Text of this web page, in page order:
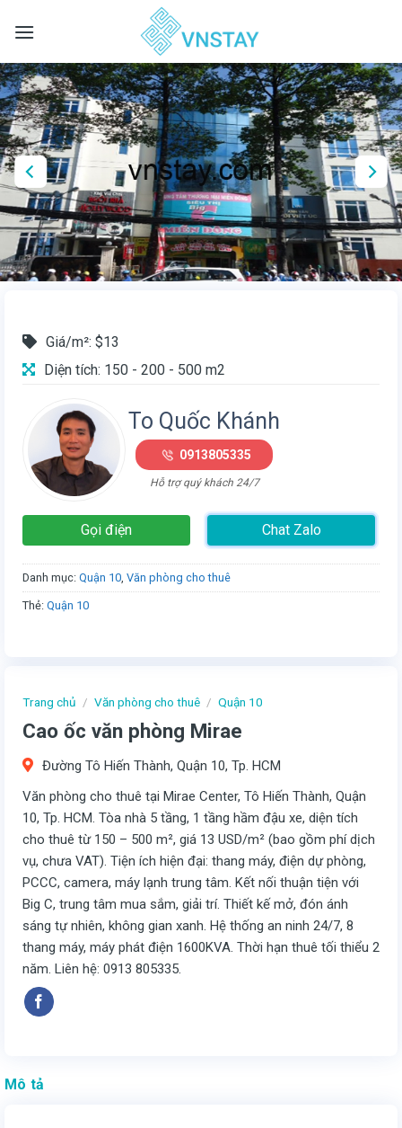
Trang chủ / Văn phòng cho thuê / Quận 10
Cao ốc văn phòng Mirae
Đường Tô Hiến Thành, Quận 10, Tp. HCM
Văn phòng cho thuê tại Mirae Center, Tô Hiến Thành, Quận
10, Tp. HCM. Tòa nhà 5 tầng, 1 tầng hầm đậu xe, diện tích
cho thuê từ 150 – 500 m², giá 13 USD/m² (bao gồm phí dịch
vụ, chưa VAT). Tiện ích hiện đại: thang máy, điện dự phòng,
PCCC, camera, máy lạnh trung tâm. Kết nối thuận tiện với
Big C, trung tâm mua sắm, giải trí. Thiết kế mở, đón ánh
sáng tự nhiên, không gian xanh. Hệ thống an ninh 24/7, 8
thang máy, máy phát điện 1600KVA. Thời hạn thuê tối thiểu 2
năm. Liên hệ: 0913 805335.
Giá/m²: $13
Diện tích: 150 - 200 - 500 m2
To Quốc Khánh
0913805335
Hỗ trợ quý khách 24/7
Gọi điện Chat Zalo
Danh mục: Quận 10 Văn phòng cho thuê
Thẻ: Quận 10
Mô tả